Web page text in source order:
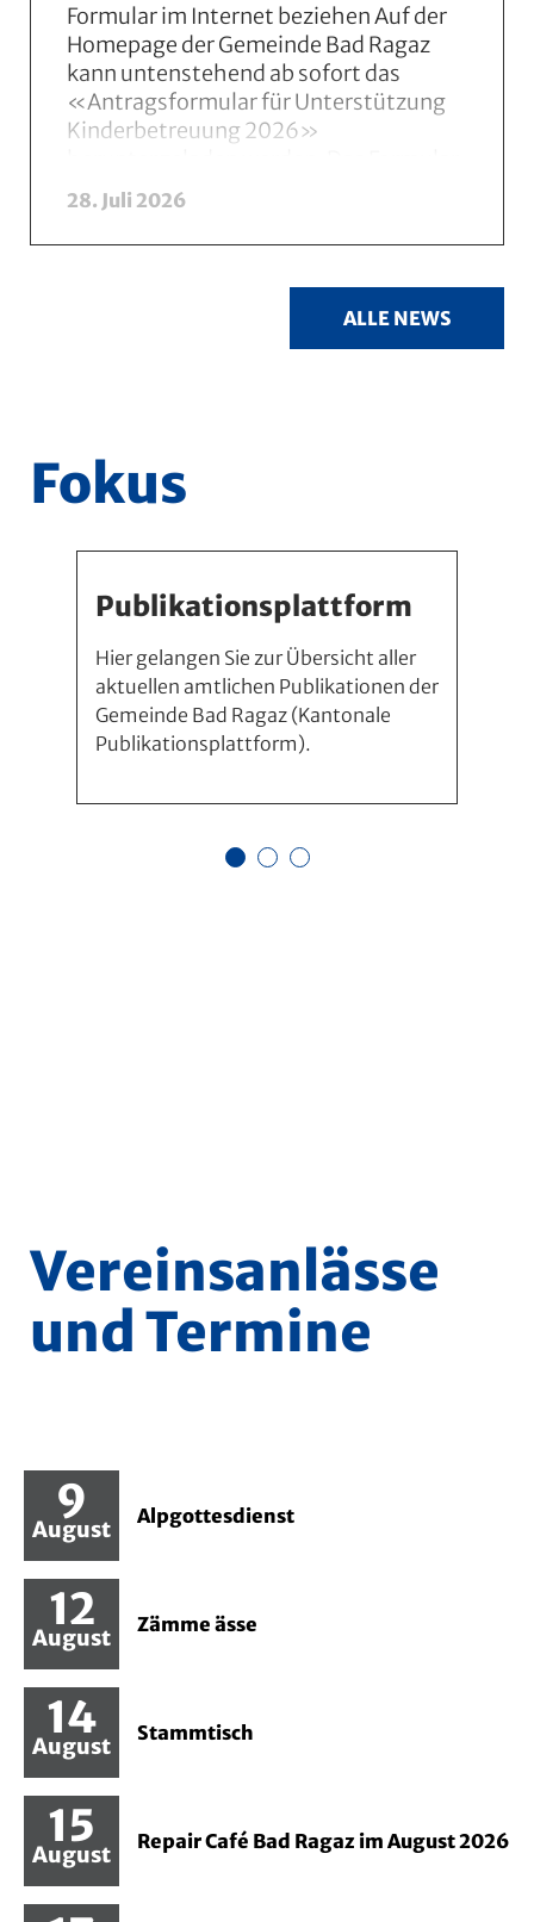
28. Juli 2026
Formular im Internet beziehen Auf der
Homepage der Gemeinde Bad Ragaz
kann untenstehend ab sofort das
«Antragsformular für Unterstützung
Kinderbetreuung 2026»
mus...Mehr lesen Zum Eintrag: Finanzielle
ALLE NEWS
Fokus
Publikationsplattform
Hier gelangen Sie zur Übersicht aller
aktuellen amtlichen Publikationen der
Gemeinde Bad Ragaz (Kantonale
Publikationsplattform).
Vereinsanlässe
und Termine
9
August Alpgottesdienst
12
August Zämme ässe
14
August Stammtisch
15
August Repair Café Bad Ragaz im August 2026